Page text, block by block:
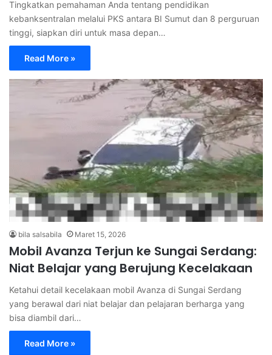
Tingkatkan pemahaman Anda tentang pendidikan
kebanksentralan melalui PKS antara BI Sumut dan 8 perguruan
tinggi, siapkan diri untuk masa depan…
Read More »
bila salsabila Maret 15, 2026
Mobil Avanza Terjun ke Sungai Serdang:
Niat Belajar yang Berujung Kecelakaan
Ketahui detail kecelakaan mobil Avanza di Sungai Serdang
yang berawal dari niat belajar dan pelajaran berharga yang
bisa diambil dari…
Read More »